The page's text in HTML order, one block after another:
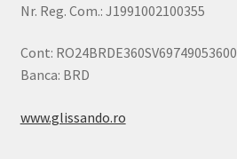
Nr. Reg. Com.: J1991002100355
Cont: RO24BRDE360SV69749053600
Banca: BRD
www.glissando.ro